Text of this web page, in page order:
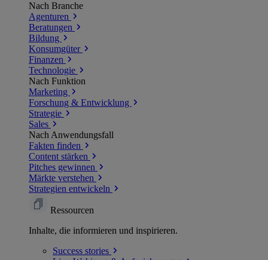
Nach Branche
Agenturen
Beratungen
Bildung
Konsumgüter
Finanzen
Technologie
Nach Funktion
Marketing
Forschung & Entwicklung
Strategie
Sales
Nach Anwendungsfall
Fakten finden
Content stärken
Pitches gewinnen
Märkte verstehen
Strategien entwickeln
Ressourcen
Inhalte, die informieren und inspirieren.
Success stories